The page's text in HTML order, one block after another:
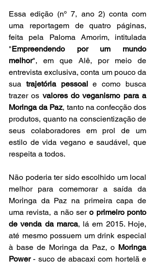
Essa edição (nº 7, ano 2) conta com
uma reportagem de quatro páginas,
feita pela Paloma Amorim, intitulada
"Empreendendo por um mundo
melhor", em que Alê, por meio de
entrevista exclusiva, conta um pouco da
sua trajetória pessoal e como busca
trazer os valores do veganismo para a
Moringa da Paz, tanto na confecção dos
produtos, quanto na conscientização de
seus colaboradores em prol de um
estilo de vida vegano e saudável, que
respeita a todos.
Não poderia ter sido escolhido um local
melhor para comemorar a saída da
Moringa da Paz na primeira capa de
uma revista, a não ser o primeiro ponto
de venda da marca, lá em 2015. Hoje,
até mesmo possuem um drink especial
à base de Moringa da Paz, o Moringa
Power - suco de abacaxi com hortelã e